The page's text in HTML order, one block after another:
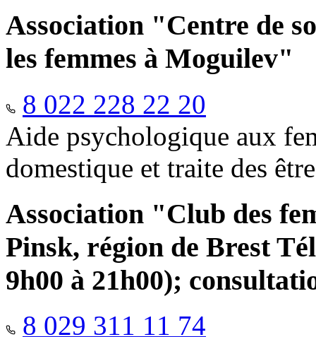
Association "Centre de
les femmes à Moguilev"
8 022 228 22 20
Aide psychologique aux
domestique et traite des
Association "Club des
Pinsk, région de Brest
9h00 à 21h00);
8 029 311 11 74